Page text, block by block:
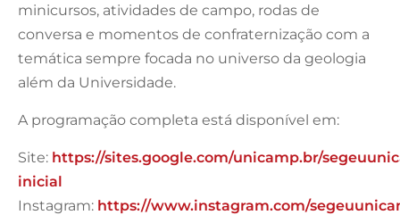
minicursos, atividades de campo, rodas de
conversa e momentos de confraternização com a
temática sempre focada no universo da geologia
além da Universidade.
A programação completa está disponível em:
Site: https://sites.google.com/unicamp.br/
inicial
Instagram: https://www.instagram.com/